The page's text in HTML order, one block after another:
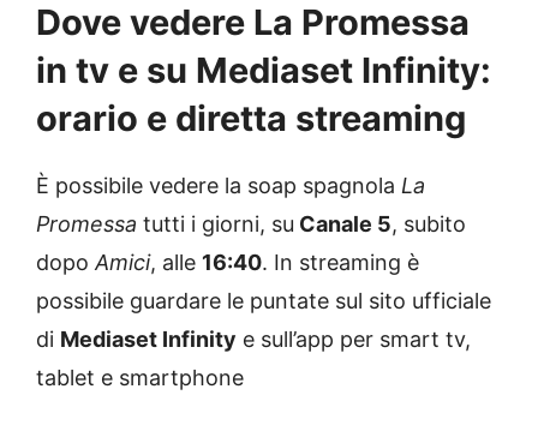
Dove vedere La Promessa
in tv e su Mediaset Infinity:
orario e diretta streaming
È possibile vedere la soap spagnola La
Promessa tutti i giorni, su Canale 5, subito
dopo Amici, alle 16:40. In streaming è
possibile guardare le puntate sul sito ufficiale
di Mediaset Infinity e sull’app per smart tv,
tablet e smartphone